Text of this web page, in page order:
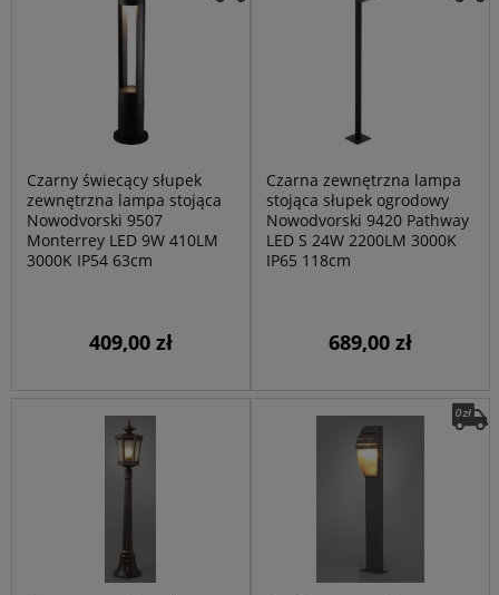
Czarny świecący słupek
zewnętrzna lampa stojąca
Nowodvorski 9507
Monterrey LED 9W 410LM
3000K IP54 63cm
409,00 zł
Czarna zewnętrzna lampa
stojąca słupek ogrodowy
Nowodvorski 9420 Pathway
LED S 24W 2200LM 3000K
IP65 118cm
689,00 zł